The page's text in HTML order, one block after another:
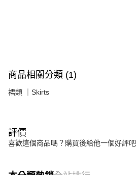
商品相關分類 (1)
裙類 ｜Skirts
評價
喜歡這個商品嗎？購買後給他一個好評吧